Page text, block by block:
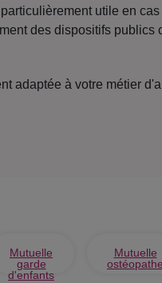
utile en
des dispositifs
adaptée à votre métier
Mutuelle
garde
d'enfants
Mutuelle
ostéopathe